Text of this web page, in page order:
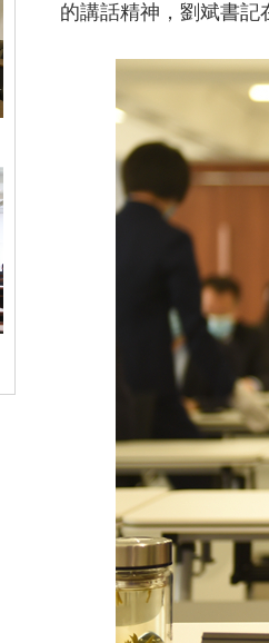
的講話精神，劉斌書記